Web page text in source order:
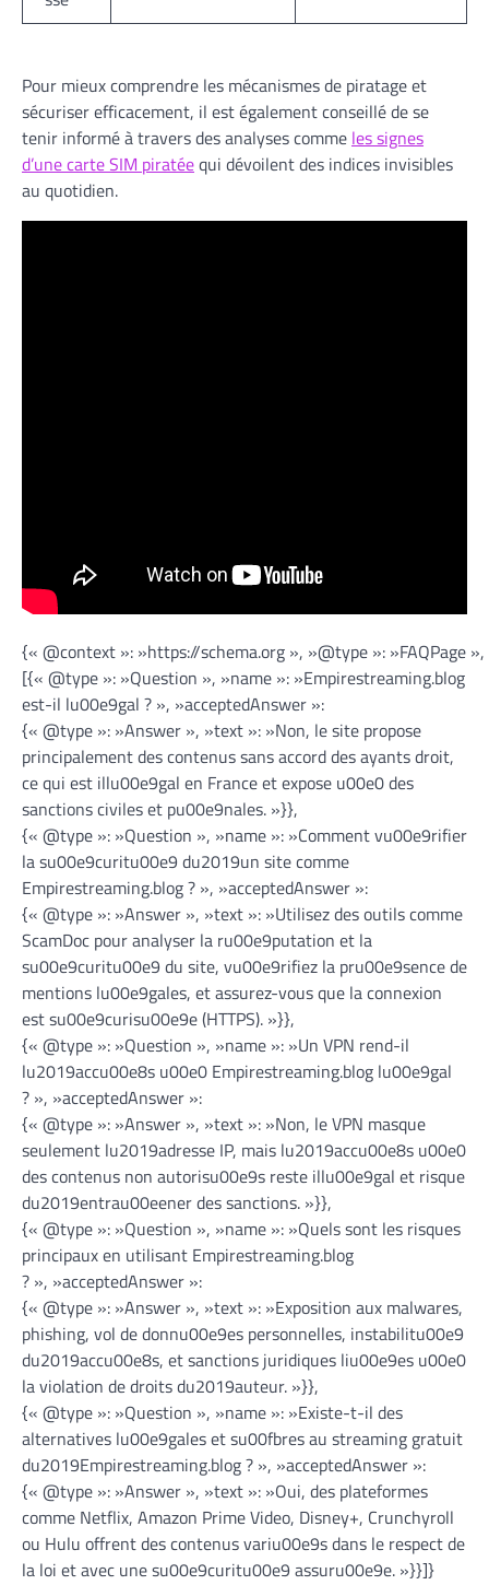
Pour mieux comprendre les mécanismes de piratage et
sécuriser efficacement, il est également conseillé de se
tenir informé à travers des analyses comme les signes
d’une carte SIM piratéequi dévoilent des indices invisibles
au quotidien.
{« @context »: »https://schema.org », »@type »: »FAQPage
[{« @type »: »Question », »name »: »Empirestreaming.blog
est-il lu00e9gal ? », »acceptedAnswer »:
{« @type »: »Answer », »text »: »Non, le site propose
principalement des contenus sans accord des ayants droit,
ce qui est illu00e9gal en France et expose u00e0 des
sanctions civiles et pu00e9nales. »}},
{« @type »: »Question », »name »: »Comment vu00e9rifier
la su00e9curitu00e9 du2019un site comme
Empirestreaming.blog ? », »acceptedAnswer »:
{« @type »: »Answer », »text »: »Utilisez des outils comme
ScamDoc pour analyser la ru00e9putation et la
su00e9curitu00e9 du site, vu00e9rifiez la pru00e9sence de
mentions lu00e9gales, et assurez-vous que la connexion
est su00e9curisu00e9e (HTTPS). »}},
{« @type »: »Question », »name »: »Un VPN rend-il
lu2019accu00e8s u00e0 Empirestreaming.blog lu00e9gal
? », »acceptedAnswer »:
{« @type »: »Answer », »text »: »Non, le VPN masque
seulement lu2019adresse IP, mais lu2019accu00e8s u00e0
des contenus non autorisu00e9s reste illu00e9gal et risque
du2019entrau00eener des sanctions. »}},
{« @type »: »Question », »name »: »Quels sont les risques
principaux en utilisant Empirestreaming.blog
? », »acceptedAnswer »:
{« @type »: »Answer », »text »: »Exposition aux malwares,
phishing, vol de donnu00e9es personnelles, instabilitu00e9
du2019accu00e8s, et sanctions juridiques liu00e9es u00e0
la violation de droits du2019auteur. »}},
{« @type »: »Question », »name »: »Existe-t-il des
alternatives lu00e9gales et su00fbres au streaming gratuit
du2019Empirestreaming.blog ? », »acceptedAnswer »:
{« @type »: »Answer », »text »: »Oui, des plateformes
comme Netflix, Amazon Prime Video, Disney+, Crunchyroll
ou Hulu offrent des contenus variu00e9s dans le respect de
la loi et avec une su00e9curitu00e9 assuru00e9e. »}}]}